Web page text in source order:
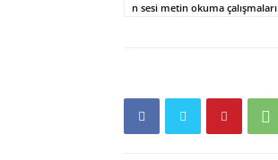
n sesi metin okuma çalışmaları